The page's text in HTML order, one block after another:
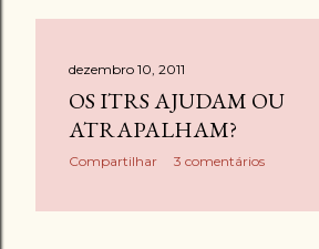
dezembro 10, 2011
OS ITRS AJUDAM OU
ATRAPALHAM?
Compartilhar 3 comentários